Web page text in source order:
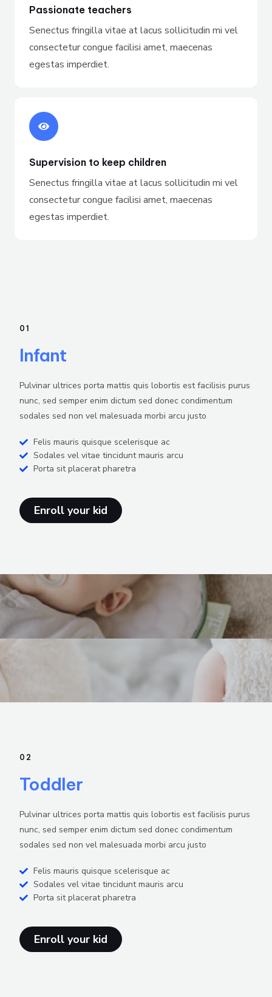
Passionate teachers
Senectus fringilla vitae at lacus sollicitudin mi vel
consectetur congue facilisi amet, maecenas
egestas imperdiet.
Supervision to keep children
Senectus fringilla vitae at lacus sollicitudin mi vel
consectetur congue facilisi amet, maecenas
egestas imperdiet.
01
Infant
Pulvinar ultrices porta mattis quis lobortis est facilisis purus
nunc, sed semper enim dictum sed donec condimentum
sodales sed non vel malesuada morbi arcu justo
Felis mauris quisque scelerisque ac
Sodales vel vitae tincidunt mauris arcu
Porta sit placerat pharetra
Enroll your kid
02
Toddler
Pulvinar ultrices porta mattis quis lobortis est facilisis purus
nunc, sed semper enim dictum sed donec condimentum
sodales sed non vel malesuada morbi arcu justo
Felis mauris quisque scelerisque ac
Sodales vel vitae tincidunt mauris arcu
Porta sit placerat pharetra
Enroll your kid